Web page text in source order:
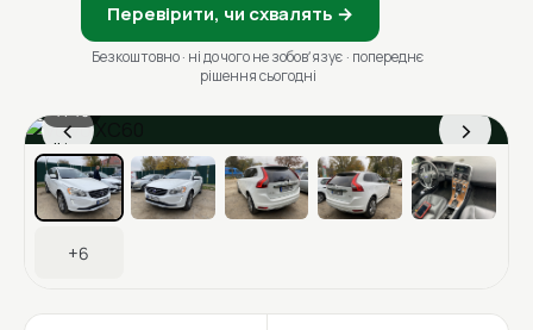
Перевірити, чи схвалять →
Безкоштовно · ні до чого не зобовʼязує · попереднє
рішення сьогодні
‹ ›
1 / 13
Ціна в місяць
+6